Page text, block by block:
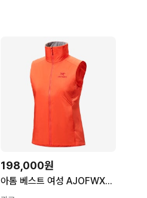
198,000원
아톰 베스트 여성 AJOFWX6895 SOLARIS